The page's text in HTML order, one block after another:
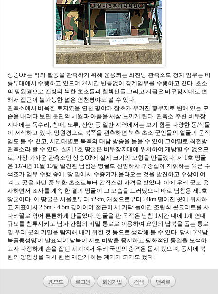
상승OP는 적의 활동을 관측하기 위해 운용되는 최전방 관측소로 경계 임무는 비
룡부대에서 수행하고 있으며 24시간 빈틈없이 경계임무를 수행하고 있다. 초소
의 망원경으로 전방의 북한 초소들과 철책선들 그리고 지금은 비무장지대로 변
해서 접근이 불가능한 넓은 연천평야도 볼 수 있다.
관측소에서 비옥한 토지였을 연천 평야가 잡초가 우거진 황무지로 변해 있는 모
습을 내려다 보면 분단의 세월과 아픔을 새삼 느끼게 된다. 관측소 주변 비무장
지대에는 독수리, 참매, 노루, 산양 등 일반 지역에서는 보기 힘든 다양한 동/식물
이 서식하고 있다. 망원경으로 북쪽을 관측하면 북측 초소 군인들의 얼굴과 움직
임도 볼 수 있고, 시간대별로 북측의 대남 방송을 들을 수 있어 그야말로 최전방
관측소라 할 수 있다. 실제 1호 땅굴은 비무장지대에 위치하여 개방할 수 없으므
로, 가장 가까운 관측소인 상승OP에 실제 크기의 모형을 만들었다. 제 1호 땅굴
은 1974년 11월 15일 발견된 남침용 땅굴로 선임하사 구중섭이 지휘하는 육군 수
색조가 임무 수행 중에, 땅 밑에서 수증기가 올라오는 것을 발견하고 수상이 여
겨 그 곳을 파던 중 북한 초소로부터 갑작스런 사격을 받았다. 이에 우리 군도 응
사하면서 조사를 계속 한 결과 땅굴이 그 모습을 드러냈으니 바로 남침용 제1호
땅굴이다. 이 땅굴은 서울로부터 52km, 개성으로부터 24km 떨어진 곳에 위치하
고 지표에서 2.5m ~ 4.5m 깊이이며 철근이 세 가닥 들어간 조립식 콘크리트를 사
다리꼴로 엮어 튼튼하게 만들었다. 땅굴을 판 목적은 남침 1시간 내에 1개 연대
규모를 침투시키고 남파 간첩의 비밀 통로로 이용하여 요인의 납북을 돕는 통로
및 우리 군의 기밀을 탐지해 내기 위한 것 등으로 생각해 볼 수 있다. 당시 '7?4남
북공동성명'이 발표되어 남북이 서로 비방을 중지하고 평화적인 통일을 모색하
고자 다정하게 손을 잡던 시기여서 우리 국민의 충격은 몹시 컸으며, 동시에 북
한의 양면성을 다시 한번 깨닫게 하는 계기가 되기도 했다.
PC모드 로그인 회원가입 검색 맨위로